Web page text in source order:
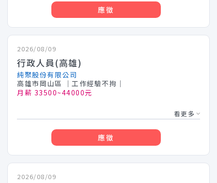
應徵
2026/08/09
行政人員(高雄)
純聚股份有限公司
高雄市岡山區
│工作經驗不拘│
月薪 33500~44000元
看更多
應徵
2026/08/09